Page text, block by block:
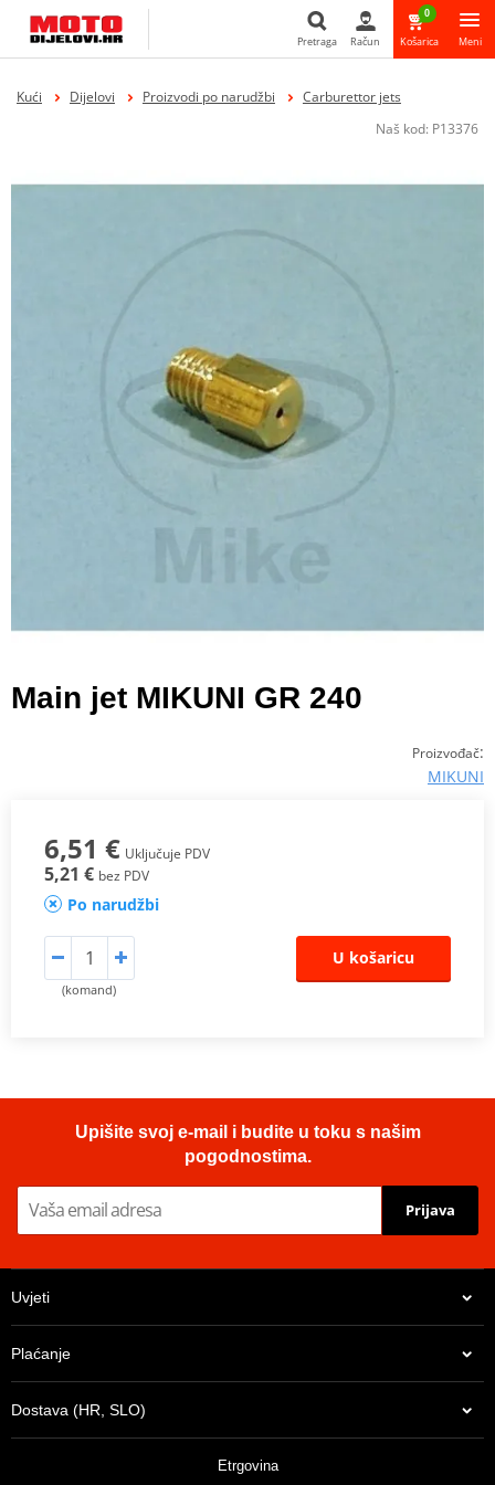
Pretraga
Pretraga Račun
0
Košarica Meni
Kući Dijelovi Proizvodi po narudžbi
Carburettor jets
Naš kod: P13376
Main jet MIKUNI GR 240
Proizvođač:
MIKUNI
6,51 € Uključuje PDV
5,21 € bez PDV
Po narudžbi
(komand)
U košaricu
Upišite svoj e-mail i budite u toku s našim
pogodnostima.
Prijava
Uvjeti
Plaćanje
Dostava (HR, SLO)
Etrgovina